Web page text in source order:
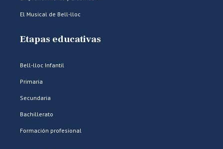
El Musical de Bell-lloc
Etapas educativas
Bell-lloc Infantil
Primaria
Secundaria
Bachillerato
Formación profesional